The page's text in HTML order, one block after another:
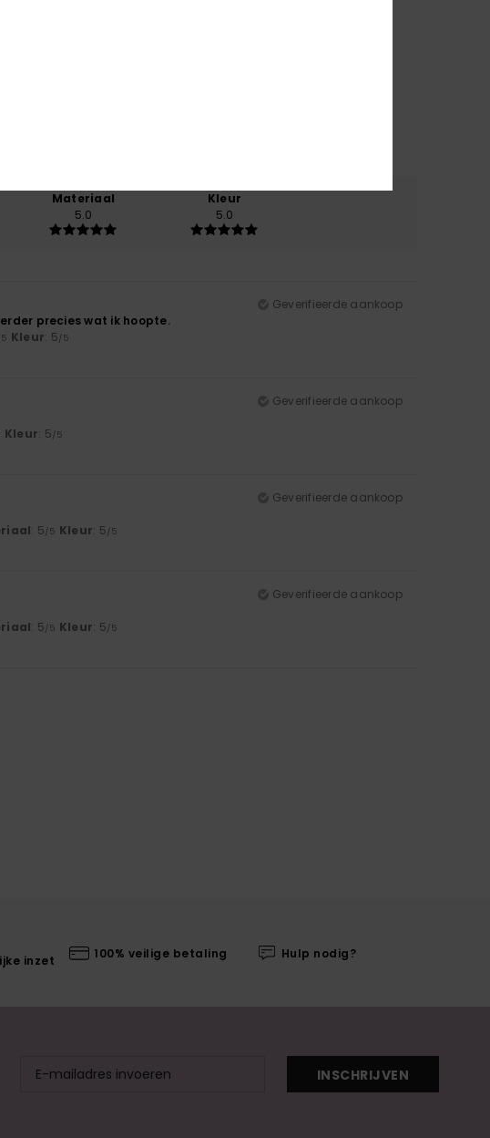
Materiaal
5.0
Kleur
5.0
Geverifieerde aankoop
precies wat ik hoopte.
Kleur: 5/5
Geverifieerde aankoop
Kleur: 5/5
Geverifieerde aankoop
: 5/5 Kleur: 5/5
Geverifieerde aankoop
: 5/5 Kleur: 5/5
inzet
100% veilige betaling Hulp nodig?
INSCHRIJVEN